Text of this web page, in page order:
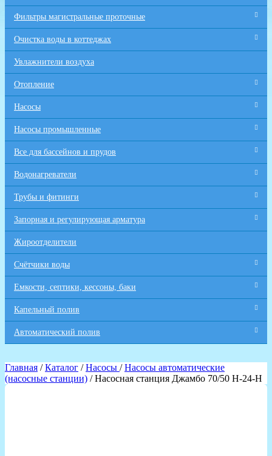
Фильтры магистральные проточные
Очистка воды в коттеджах
Увлажнители воздуха
Отопление
Насосы
Насосы промышленные
Все для бaссейнов и прудов
Водонагреватели
Трубы и фитинги
Запорная и регулирующая арматура
Жироотделители
Счётчики воды
Емкости, септики, кессоны, баки
Капельный полив
Автоматический полив
Главная /Каталог /Насосы /Насосы автоматические
(насосные станции) / Насосная станция Джамбо 70/50 Н-24-Н